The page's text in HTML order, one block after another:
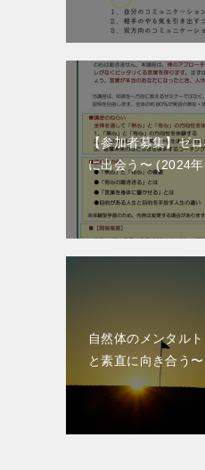
【参加者募集】ゼ
に出会う〜
2024
自然体のメンタル
と素直に向き合う〜